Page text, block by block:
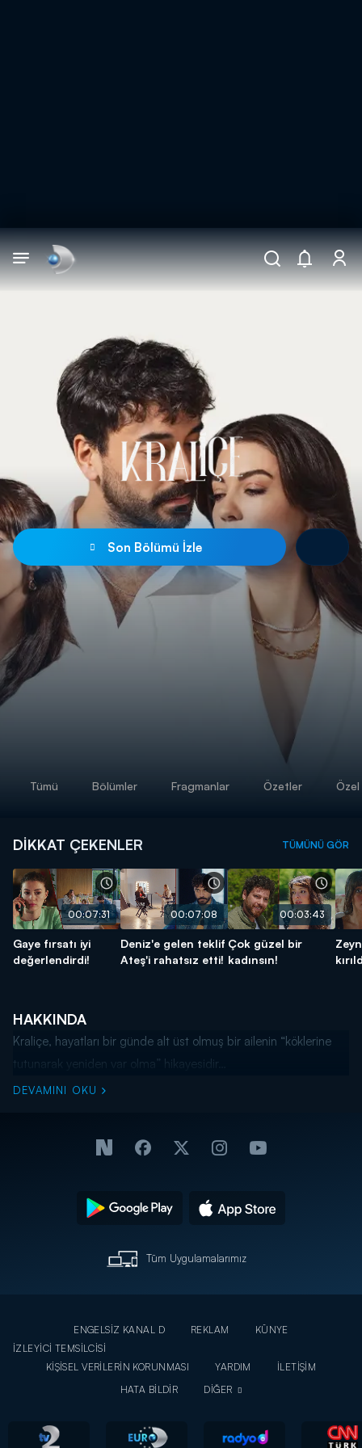
DİĞER SONUÇLAR
Son Bölümü İzle
Tümü Bölümler Fragmanlar Özetler
DİKKAT ÇEKENLER TÜMÜNÜ GÖR
00:07:31
Gaye fırsatı iyi
değerlendirdi!
00:07:08
Deniz'e gelen teklif
Ateş'i rahatsız etti!
00:03:43
Çok güzel bir
kadınsın!
HAKKINDA
Kraliçe, hayatları bir günde alt üst olmuş bir ailenin “köklerine
tutunarak yeniden var olma” hikayesidir…
DEVAMINI OKU
Tüm Uygulamalarımız
ENGELSİZ KANAL D REKLAM
KÜNYE
İZLEYİCİ TEMSİLCİSİ
KİŞİSEL VERİLERİN KORUNMASI
YARDIM
İLETİŞİM
HATA BİLDİR
DİĞER